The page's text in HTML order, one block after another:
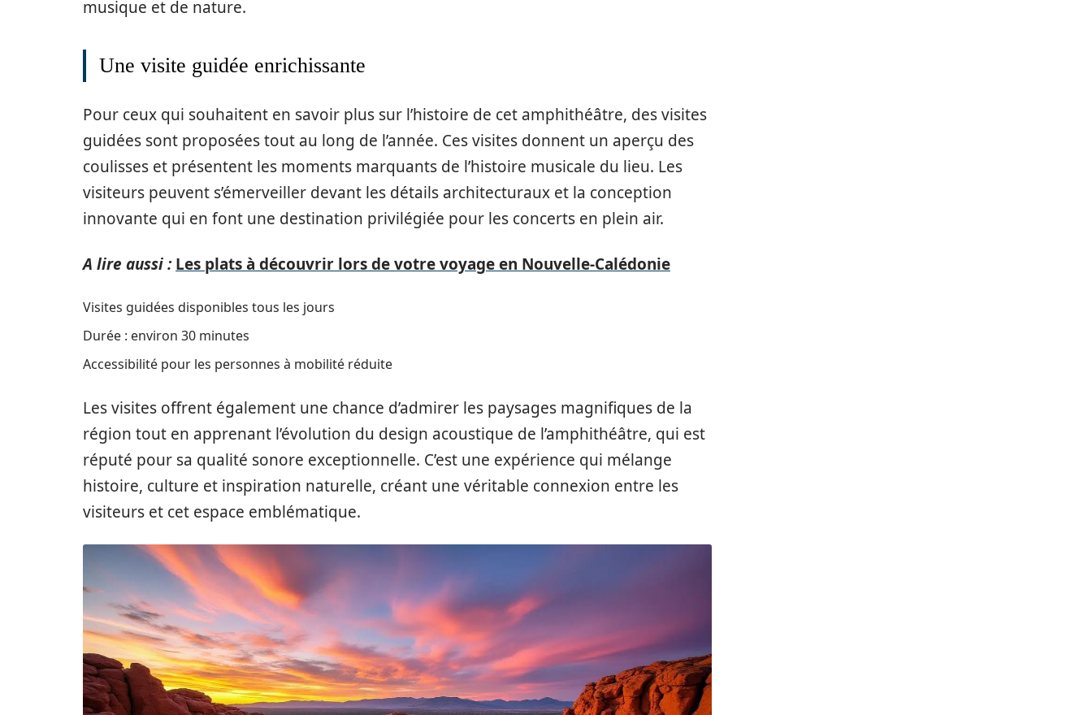
musique et de nature.
Une visite guidée enrichissante
Pour ceux qui souhaitent en savoir plus sur l’histoire de cet amphithéâtre, des visites
guidées sont proposées tout au long de l’année. Ces visites donnent un aperçu des
coulisses et présentent les moments marquants de l’histoire musicale du lieu. Les
visiteurs peuvent s’émerveiller devant les détails architecturaux et la conception
innovante qui en font une destination privilégiée pour les concerts en plein air.
A lire aussi : Les plats à découvrir lors de votre voyage en Nouvelle-Calédonie
Visites guidées disponibles tous les jours
Durée : environ 30 minutes
Accessibilité pour les personnes à mobilité réduite
Les visites offrent également une chance d’admirer les paysages magnifiques de la
région tout en apprenant l’évolution du design acoustique de l’amphithéâtre, qui est
réputé pour sa qualité sonore exceptionnelle. C’est une expérience qui mélange
histoire, culture et inspiration naturelle, créant une véritable connexion entre les
visiteurs et cet espace emblématique.